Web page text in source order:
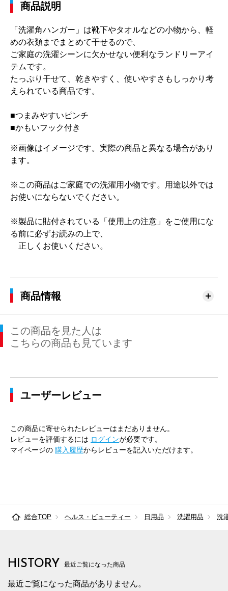
商品説明
「洗濯角ハンガー」は靴下やタオルなどの小物から、軽
めの衣類までまとめて干せるので、
ご家庭の洗濯シーンに欠かせない便利なランドリーアイ
テムです。
たっぷり干せて、乾きやすく、使いやすさもしっかり考
えられている商品です。
■つまみやすいピンチ
■かもいフック付き
※画像はイメージです。実際の商品と異なる場合があり
ます。
※この商品はご家庭での洗濯用小物です。用途以外では
お使いにならないでください。
※製品に貼付されている「使用上の注意」をご使用にな
る前に必ずお読みの上で、
正しくお使いください。
商品情報
この商品を見た人は
こちらの商品も見ています
ユーザーレビュー
この商品に寄せられたレビューはまだありません。
レビューを評価するには ログインが必要です。
マイページの 購入履歴からレビューを記入いただけます。
総合TOP ヘルス・ビューティー 日用品 洗濯用品 洗
HISTORY 最近ご覧になった商品
最近ご覧になった商品がありません。